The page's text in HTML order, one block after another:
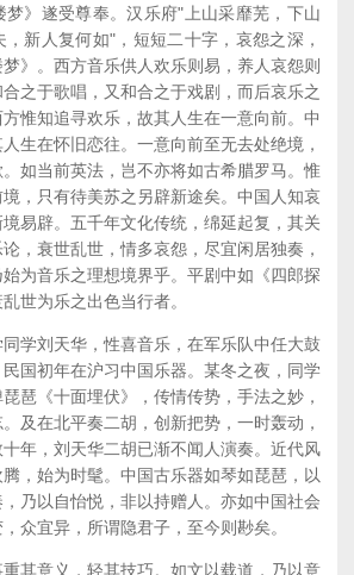
梦》遂受尊奉。汉乐府"上山采靡芜，下山
新人复何如"，短短二十字，哀怨之深，
》。西方音乐供人欢乐则易，养人哀怨则
之于歌唱，又和合之于戏剧，而后哀乐之
惟知追寻欢乐，故其人生在一意向前。中
生在怀旧恋往。一意向前至无去处绝境，
如当前英法，岂不亦将如古希腊罗马。惟
，只有待美苏之另辟新途矣。中国人知哀
易辟。五千年文化传统，绵延起复，其关
，衰世乱世，情多哀怨，尽宜闲居独奏，
为音乐之理想境界乎。平剧中如《四郎探
世为乐之出色当行者。
刘天华，性喜音乐，在军乐队中任大鼓
国初年在沪习中国乐器。某冬之夜，同学
琶《十面埋伏》，传情传势，手法之妙，
及在北平奏二胡，创新把势，一时轰动，
年，刘天华二胡已渐不闻人演奏。近代风
，始为时髦。中国古乐器如琴如琵琶，以
乃以自怡悦，非以持赠人。亦如中国社会
众宜异，所谓隐君子，至今则尠矣。
意义，轻其技巧。如文以载道，乃以意